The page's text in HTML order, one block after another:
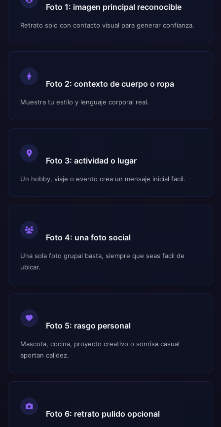
Foto 1: imagen principal reconocible
Retrato solo con contacto visual para generar confianza.
Foto 2: contexto de cuerpo o ropa
Muestra tu estilo y lenguaje corporal real.
Foto 3: actividad o lugar
Un hobby, viaje o evento crea un mensaje inicial facil.
Foto 4: una foto social
Una sola foto grupal basta, siempre que seas facil de
ubicar.
Foto 5: rasgo personal
Mascota, cocina, proyecto creativo o sonrisa casual
aportan calidez.
Foto 6: retrato pulido opcional